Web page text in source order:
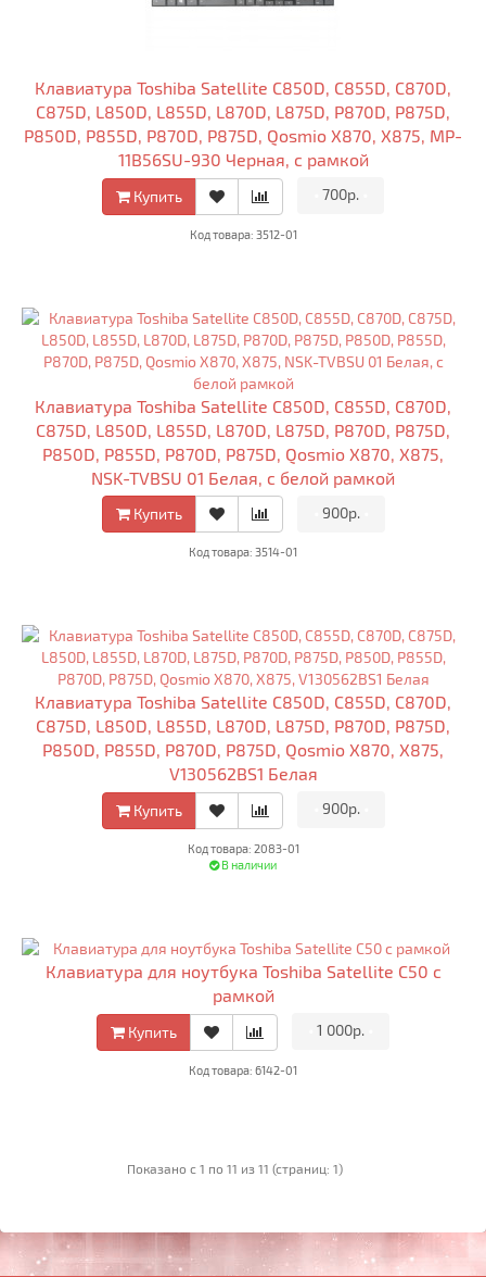
Клавиатура Toshiba Satellite C850D, C855D, C870D,
C875D, L850D, L855D, L870D, L875D, P870D, P875D,
P850D, P855D, P870D, P875D, Qosmio X870, X875, MP-
11B56SU-930 Черная, с рамкой
Купить 700р.
Код товара: 3512-01
Клавиатура Toshiba Satellite C850D, C855D, C870D,
C875D, L850D, L855D, L870D, L875D, P870D, P875D,
P850D, P855D, P870D, P875D, Qosmio X870, X875,
NSK-TVBSU 01 Белая, c белой рамкой
Купить 900р.
Код товара: 3514-01
Клавиатура Toshiba Satellite C850D, C855D, C870D,
C875D, L850D, L855D, L870D, L875D, P870D, P875D,
P850D, P855D, P870D, P875D, Qosmio X870, X875,
V130562BS1 Белая
Купить 900р.
Код товара: 2083-01
В наличии
Клавиатура для ноутбука Toshiba Satellite C50 с
рамкой
Купить 1 000р.
Код товара: 6142-01
Показано с 1 по 11 из 11 (страниц: 1)